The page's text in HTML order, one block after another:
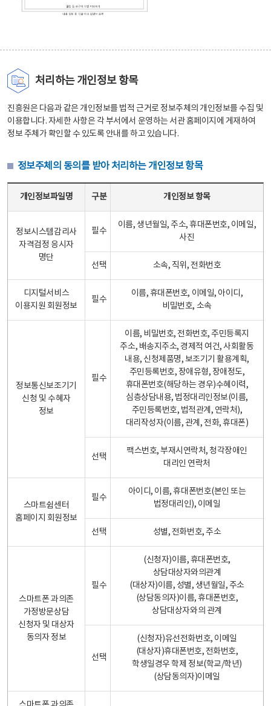
처리하는 개인정보 항목
진흥원은 다음과 같은 개인정보를 법적 근거로 정보주체의 개인정보를 수집 및
이용합니다. 자세한 사항은 각 부서에서 운영하는 서관 홈페이지에 게재하여
정보 주체가 확인할 수 있도록 안내를 하고 있습니다.
정보주체의 동의를 받아 처리하는 개인정보 항목
개인정보파일명 구분 개인정보 항목
정보시스템감리사
자격검정 응시자
명단
필수
이름, 생년월일, 주소, 휴대폰번호, 이메일,
사진
선택 소속, 직위, 전화번호
디지털서비스
이용지원 회원정보
필수
이름, 휴대폰번호, 이메일, 아이디,
비밀번호, 소속
정보통신보조기기
신청 및 수혜자
정보
필수
이름, 비밀번호, 전화번호, 주민등록지
주소, 배송지주소, 경제적 여건, 사회활동
내용, 신청제품명, 보조기기 활용계획,
주민등록번호, 장애유형, 장애정도,
휴대폰번호(해당하는 경우)수혜이력,
심층상담내용, 법정대리인정보(이름,
주민등록번호, 법적관계, 연락처),
대리작성자(이름, 관계, 전화, 휴대폰)
선택
팩스번호, 부재시연락처, 청각장애인
대리인 연락처
스마트쉼센터
홈페이지 회원정보
필수
아이디, 이름, 휴대폰번호(본인 또는
법정대리인), 이메일
선택 성별, 전화번호, 주소
스마트폰 과의존
가정방문상담
신청자 및 대상자
동의자 정보
필수
(신청자)이름, 휴대폰번호,
상담대상자와의관계
(대상자)이름, 성별, 생년월일, 주소
(상담동의자)이름, 휴대폰번호,
상담대상자와의 관계
선택
(신청자)유선전화번호, 이메일
(대상자)휴대폰번호, 전화번호,
학생일경우 학제 정보(학교/학년)
(상담동의자)이메일